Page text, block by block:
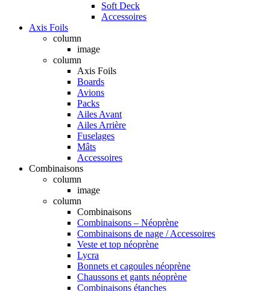
Soft Deck
Accessoires
Axis Foils
column
image
column
Axis Foils
Boards
Avions
Packs
Ailes Avant
Ailes Arrière
Fuselages
Mâts
Accessoires
Combinaisons
column
image
column
Combinaisons
Combinaisons – Néoprène
Combinaisons de nage / Accessoires
Veste et top néoprène
Lycra
Bonnets et cagoules néoprène
Chaussons et gants néoprène
Combinaisons étanches